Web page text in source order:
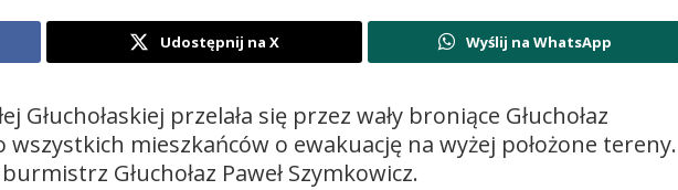
Udostępnij na X Wyślij na WhatsApp
Głuchołaskiej przelała się przez wały broniące Głuchołaz
mieszkańców o ewakuację na wyżej położone tereny.
Głuchołaz Paweł Szymkowicz.